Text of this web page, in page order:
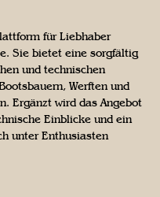
für Liebhaber
Sie bietet eine sorgfältig
und technischen
Werften und
Ergänzt wird das Angebot
Einblicke und ein
unter Enthusiasten